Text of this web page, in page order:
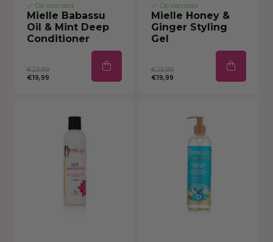
Op voorraad
Mielle Babassu
Oil & Mint Deep
Conditioner
€23,99
€19,99
Op voorraad
Mielle Honey &
Ginger Styling
Gel
€25,99
€19,99